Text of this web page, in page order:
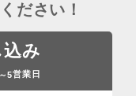
ださい！
み
～5営業日